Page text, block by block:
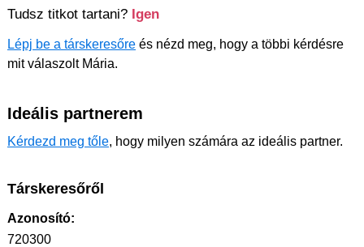
Tudsz titkot tartani? Igen
Lépj be a társkeresőre és nézd meg, hogy a többi kérdésre
mit válaszolt Mária.
Ideális partnerem
Kérdezd meg tőle, hogy milyen számára az ideális partner.
Társkeresőről
Azonosító:
720300